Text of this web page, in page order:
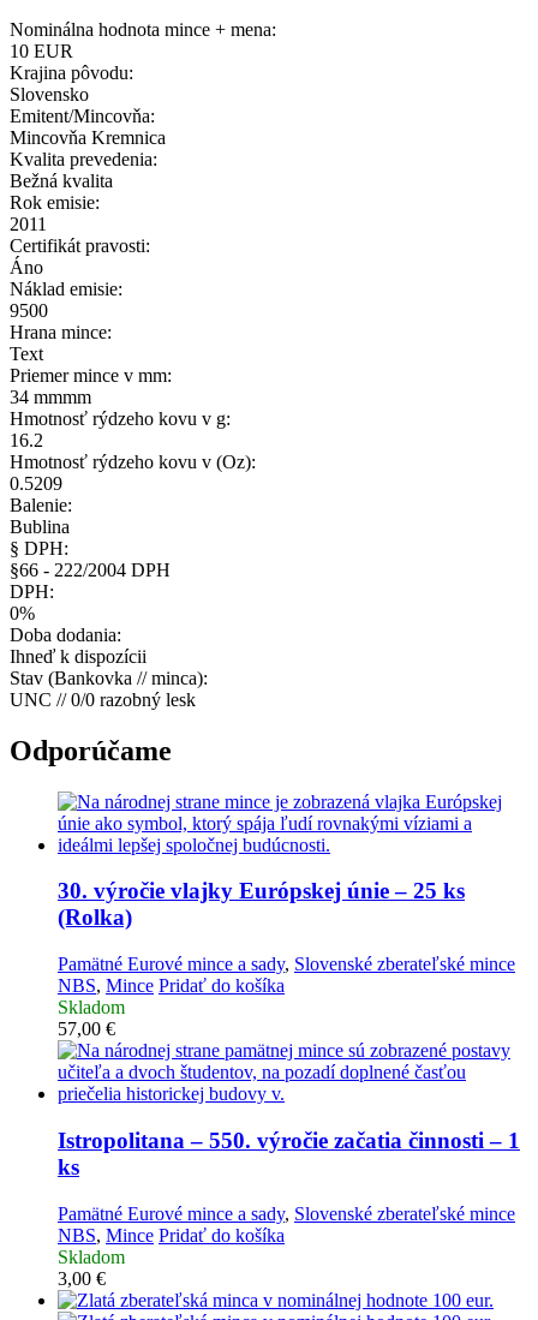
Nominálna hodnota mince + mena:
10 EUR
Krajina pôvodu:
Slovensko
Emitent/Mincovňa:
Mincovňa Kremnica
Kvalita prevedenia:
Bežná kvalita
Rok emisie:
2011
Certifikát pravosti:
Áno
Náklad emisie:
9500
Hrana mince:
Text
Priemer mince v mm:
34 mmmm
Hmotnosť rýdzeho kovu v g:
16.2
Hmotnosť rýdzeho kovu v (Oz):
0.5209
Balenie:
Bublina
§ DPH:
§66 - 222/2004 DPH
DPH:
0%
Doba dodania:
Ihneď k dispozícii
Stav (Bankovka // minca):
UNC // 0/0 razobný lesk
Odporúčame
30. výročie vlajky Európskej únie – 25 ks
(Rolka)
Pamätné Eurové mince a sady, Slovenské zberateľské mince
NBS, Mince Pridať do košíka
Skladom
57,00 €
Istropolitana – 550. výročie začatia činnosti – 1
ks
Pamätné Eurové mince a sady, Slovenské zberateľské mince
NBS, Mince Pridať do košíka
Skladom
3,00 €